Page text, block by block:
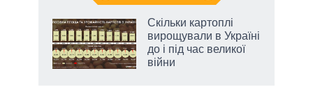
Скільки картоплі
вирощували в Україні
до і під час великої
війни